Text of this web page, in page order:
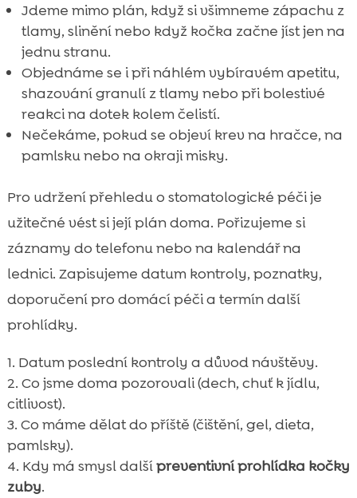
Jdeme mimo plán, když si všimneme zápachu z
tlamy, slinění nebo když kočka začne jíst jen na
jednu stranu.
Objednáme se i při náhlém vybíravém apetitu,
shazování granulí z tlamy nebo při bolestivé
reakci na dotek kolem čelistí.
Nečekáme, pokud se objeví krev na hračce, na
pamlsku nebo na okraji misky.
Pro udržení přehledu o stomatologické péči je
užitečné vést si její plán doma. Pořizujeme si
záznamy do telefonu nebo na kalendář na
lednici. Zapisujeme datum kontroly, poznatky,
doporučení pro domácí péči a termín další
prohlídky.
Datum poslední kontroly a důvod návštěvy.
Co jsme doma pozorovali (dech, chuť k jídlu,
citlivost).
Co máme dělat do příště (čištění, gel, dieta,
pamlsky).
Kdy má smysl dalšípreventivní prohlídka kočky
zuby.